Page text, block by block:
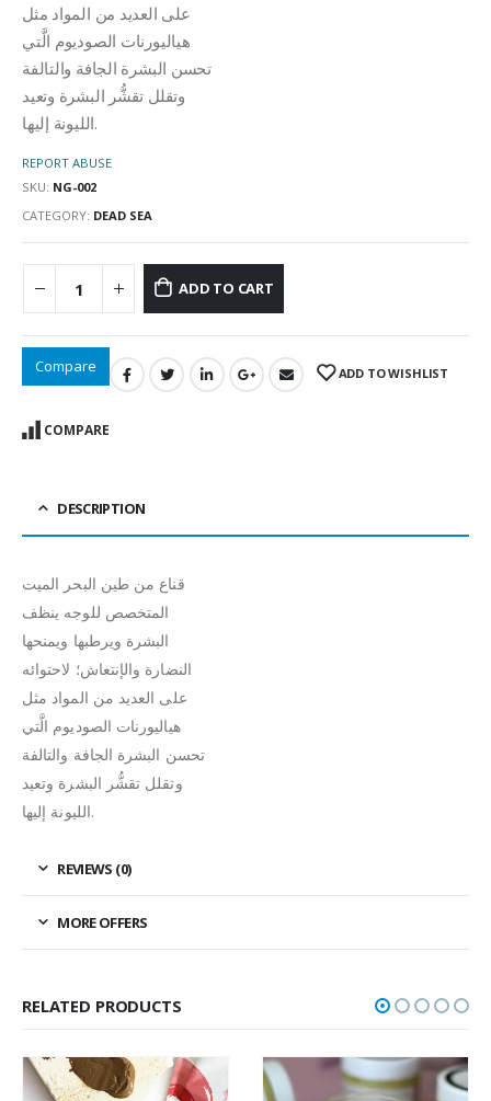
على العديد من المواد مثل
هياليورنات الصوديوم الَّتي
تحسن البشرة الجافة والتالفة
وتقلل تقشُّر البشرة وتعيد
الليونة إليها.
REPORT ABUSE
SKU: NG-002
CATEGORY: DEAD SEA
ADD TO CART
Compare ADD TO WISHLIST
COMPARE
DESCRIPTION
قناع من طين البحر الميت
المتخصص للوجه ينظف
البشرة ويرطبها ويمنحها
النضارة والإنتعاش؛ لاحتوائه
على العديد من المواد مثل
هياليورنات الصوديوم الَّتي
تحسن البشرة الجافة والتالفة
وتقلل تقشُّر البشرة وتعيد
الليونة إليها.
REVIEWS (0)
MORE OFFERS
RELATED PRODUCTS